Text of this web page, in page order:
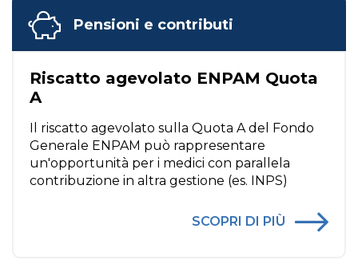
Pensioni e contributi
Riscatto agevolato ENPAM Quota
A
Il riscatto agevolato sulla Quota A del Fondo
Generale ENPAM può rappresentare
un'opportunità per i medici con parallela
contribuzione in altra gestione (es. INPS)
SCOPRI DI PIÙ